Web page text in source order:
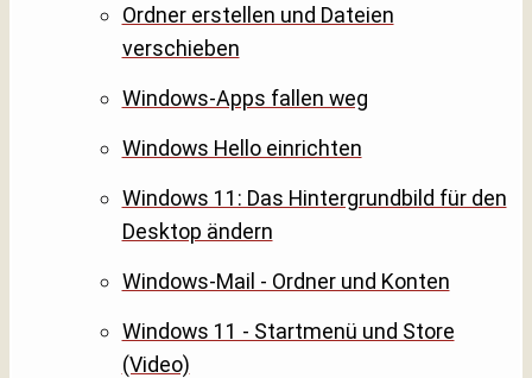
Ordner erstellen und Dateien
verschieben
Windows-Apps fallen weg
Windows Hello einrichten
Windows 11: Das Hintergrundbild für den
Desktop ändern
Windows-Mail - Ordner und Konten
Windows 11 - Startmenü und Store
(Video)